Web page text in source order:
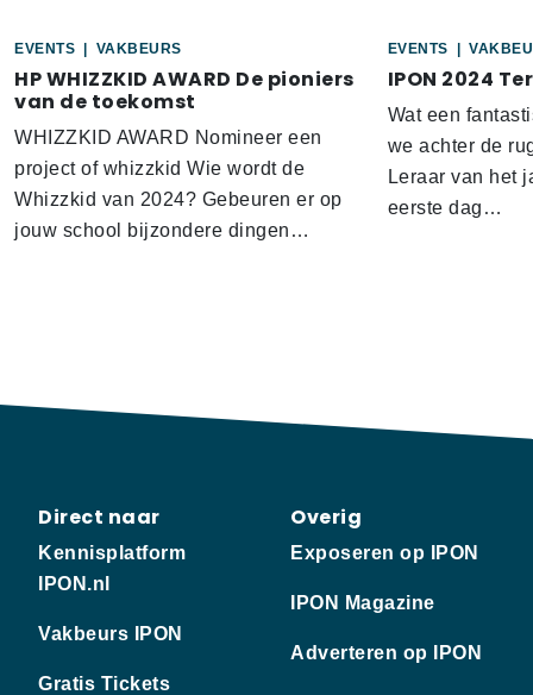
EVENTS | VAKBEURS
HP WHIZZKID AWARD De pioniers
van de toekomst
WHIZZKID AWARD Nomineer een
project of whizzkid Wie wordt de
Whizzkid van 2024? Gebeuren er op
jouw school bijzondere dingen…
EVENTS |
IPON 2024
Wat een
we achter de
Leraar van het
eerste dag…
Direct naar
Kennisplatform
IPON.nl
Vakbeurs IPON
Gratis Tickets
Overig
Exposeren op IPON
IPON Magazine
Adverteren op IPON